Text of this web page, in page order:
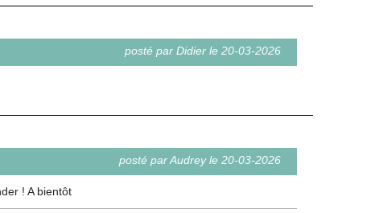
posté par Didier le 20-03-2026
posté par Audrey le 20-03-2026
! A bientôt